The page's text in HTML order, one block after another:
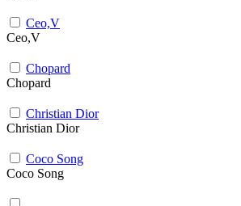
Ceo,V
Ceo,V
Chopard
Chopard
Christian Dior
Christian Dior
Coco Song
Coco Song